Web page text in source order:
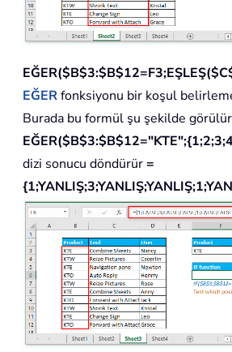
EĞERfonksiyonu bir koşul
Burada bu formül şu şekilde
dizi sonucu döndürür=